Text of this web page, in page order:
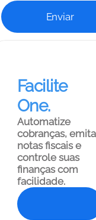
Enviar
Facilite
One.
Automatize
cobranças, emita
notas fiscais e
controle suas
finanças com
facilidade.
Experimente